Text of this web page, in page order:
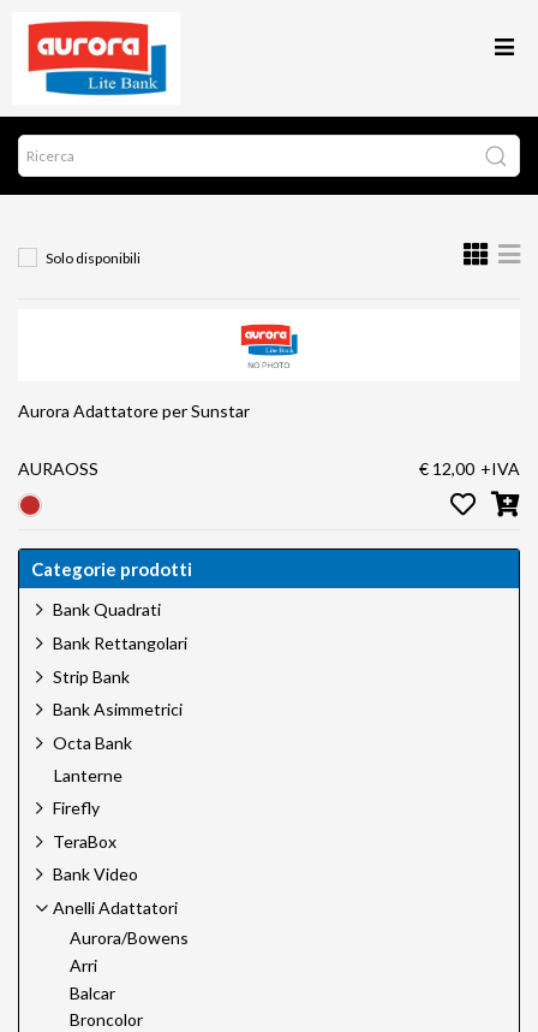
Solo disponibili
Aurora Adattatore per Sunstar
AURAOSS € 12,00 +IVA
Categorie prodotti
Bank Quadrati
Bank Rettangolari
Strip Bank
Bank Asimmetrici
Octa Bank
Lanterne
Firefly
TeraBox
Bank Video
Anelli Adattatori
Aurora/Bowens
Arri
Balcar
Broncolor